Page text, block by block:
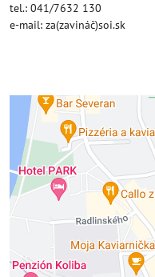
tel.: 041/7632 130
e-mail: za(zavináč)soi.sk
Externý obsah
Prajete si